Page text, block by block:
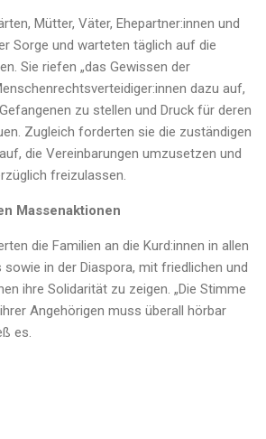
Mütter, Väter, Ehepartner:innen und
Sorge und warteten täglich auf die
Sie riefen „das Gewissen der
dazu auf,
zu stellen und Druck für deren
Zugleich forderten sie die zuständigen
die Vereinbarungen umzusetzen und
freizulassen.
Massenaktionen
die Familien an die Kurd:innen in allen
sowie in der Diaspora, mit friedlichen und
ihre Solidarität zu zeigen. „Die Stimme
Angehörigen muss überall hörbar
es.